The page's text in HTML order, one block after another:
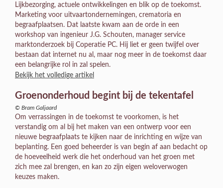
Lijkbezorging, actuele ontwikkelingen en blik op de toekomst.
Marketing voor uitvaartondernemingen, crematoria en
begraafplaatsen. Dat laatste kwam aan de orde in een
workshop van ingenieur J.G. Schouten, manager service
marktonderzoek bij Coperatie PC. Hij liet er geen twijfel over
bestaan dat internet nu al, maar nog meer in de toekomst daar
een belangrijke rol in zal spelen.
Bekijk het volledige artikel
Groenonderhoud begint bij de tekentafel
© Bram Galjaard
Om verrassingen in de toekomst te voorkomen, is het
verstandig om al bij het maken van een ontwerp voor een
nieuwe begraafplaats te kijken naar de inrichting en wijze van
beplanting. Een goed beheerder is van begin af aan bedacht op
de hoeveelheid werk die het onderhoud van het groen met
zich mee zal brengen, en kan zo zijn eigen weloverwogen
keuzes maken.